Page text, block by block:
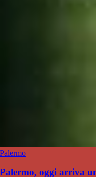
Palermo
Palermo, oggi arriva